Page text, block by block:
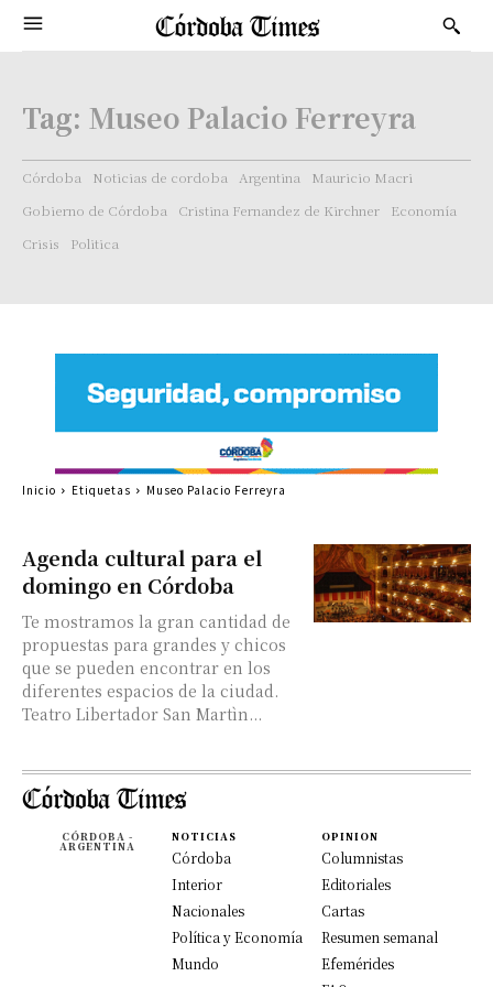
Tag: Museo Palacio Ferreyra
Córdoba Noticias de cordoba Argentina
Mauricio Macri
Gobierno de Córdoba
Cristina Fernandez de Kirchner
Economía
Crisis
Politica
Agenda cultural para el
domingo en Córdoba
Te mostramos la gran cantidad de
propuestas para grandes y chicos
que se pueden encontrar en los
diferentes espacios de la ciudad.
Teatro Libertador San Martìn...
Inicio Etiquetas Museo Palacio Ferreyra
CÓRDOBA -
ARGENTINA
NOTICIAS
Córdoba
Interior
Nacionales
Política y Economía
Mundo
OPINION
Columnistas
Editoriales
Cartas
Resumen semanal
Efemérides